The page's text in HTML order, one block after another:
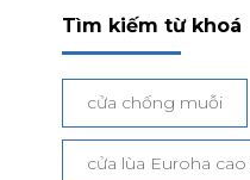
Tìm kiếm từ khoá
cửa chống muỗi
cửa lùa Euroha